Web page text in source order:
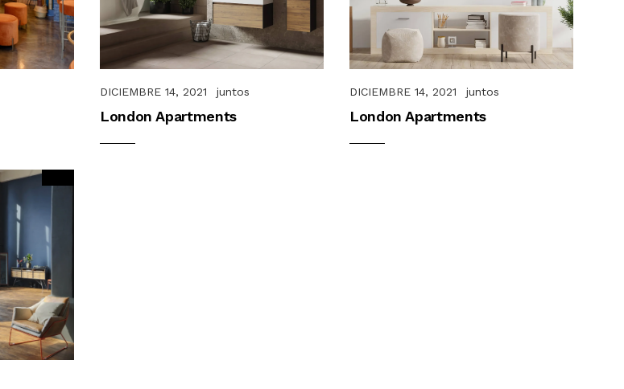
DICIEMBRE 14, 2021 juntos
London Apartments
DICIEMBRE 14, 2021 juntos
London Apartments